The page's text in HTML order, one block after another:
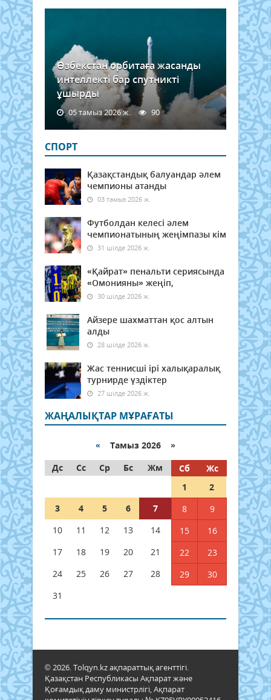
Өзбекстан орбитаға жасанды
интеллекті бар спутникті
ұшырды
05 тамыз 2026 ж. 90
СПОРТ
Қазақстандық балуандар әлем
чемпионы атанды
03 тамыз 2026 ж.
Футболдан келесі әлем
чемпионатының жеңімпазы кім
31 шілде 2026 ж.
«Қайрат» пенальти сериясында
«Омонияны» жеңіп,
30 шілде 2026 ж.
Айзере шахматтан қос алтын
алды
28 шілде 2026 ж.
Жас теннисші ірі халықаралық
турнирде үздіктер
27 шілде 2026 ж.
ЖАҢАЛЫҚТАР МҰРАҒАТЫ
« Тамыз 2026 »
Дс
Сс Ср Бс Жм Сб
Жс
1
2
3
4 5 6 7 8
9
10
11 12 13 14 15
16
17
18 19 20 21 22
23
24
25 26 27 28 29
30
31
© 2026. Tolqyn.kz ақпараттық агенттігі.
Қазақстан Республикасы Ақпарат және
Қоғамдық даму министрлігі, Ақпарат